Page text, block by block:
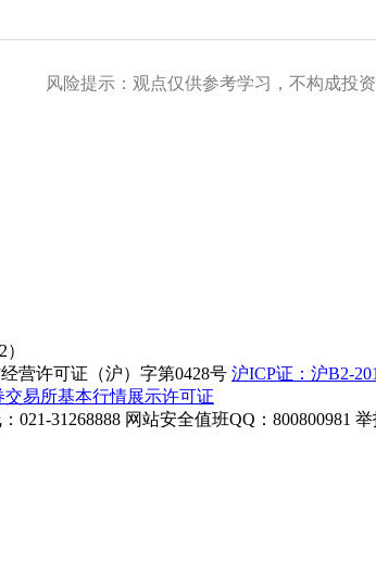
风险提示：观点仅供参考学习，不构成投
营许可证（沪）字第0428号 沪ICP证：沪B2-
交易所基本行情展示许可证
021-31268888 网站安全值班QQ：800800981 举